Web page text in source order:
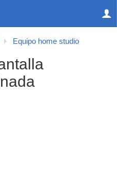
Equipo home studio